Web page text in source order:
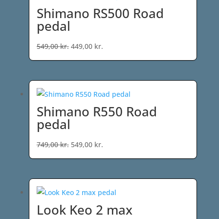
Shimano RS500 Road
pedal
549,00kr. Den
oprindelige
549,00 kr..
449,00 kr.Den
aktuelle
449,00 kr..
Shimano R550 Road
pedal
749,00kr. Den
oprindelige
var:
749,00 kr..
549,00 kr.Den
aktuelle
er:
549,00 kr..
Look Keo 2 max